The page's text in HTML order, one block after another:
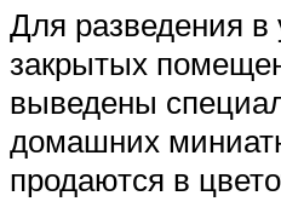
Для разведения в
закрытых
выведены
домашних
продаются в